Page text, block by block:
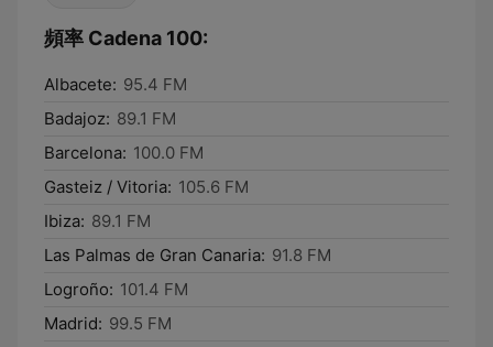
頻率 Cadena 100:
Albacete: 95.4 FM
Badajoz: 89.1 FM
Barcelona: 100.0 FM
Gasteiz / Vitoria: 105.6 FM
Ibiza: 89.1 FM
Las Palmas de Gran Canaria: 91.8 FM
Logroño: 101.4 FM
Madrid: 99.5 FM